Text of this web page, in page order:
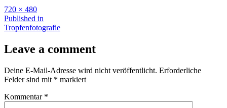
Full
size
720 × 480
Beitragsnavigation
Published in
Tropfenfotografie
Leave a comment
Deine E-Mail-Adresse wird nicht veröffentlicht. Erforderliche
Felder sind mit * markiert
Kommentar *